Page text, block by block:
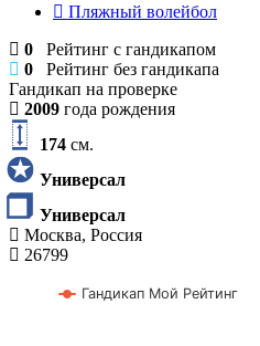
Пляжный волейбол
0 Рейтинг с гандикапом
0 Рейтинг без гандикапа
Гандикап на проверке
2009 года рождения
174 см.
Универсал
Универсал
Москва, Россия
26799
Гандикап Мой Рейтинг